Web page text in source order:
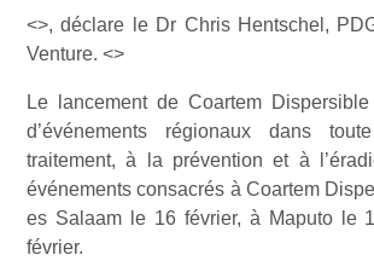
<>, déclare le Dr Chris Hentschel,
Venture. <>
Le lancement de Coartem
d’événements régionaux dans
traitement, à la prévention et à
événements consacrés à Coartem
es Salaam le 16 février, à Maputo le
février.